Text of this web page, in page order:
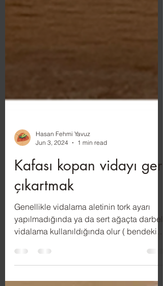
Jun 3, 2024
1 min read
Kafası kopan vidayı geri
çıkartmak
Genellikle vidalama aletinin tork ayarı
yapılmadığında ya da sert ağaçta darbeli